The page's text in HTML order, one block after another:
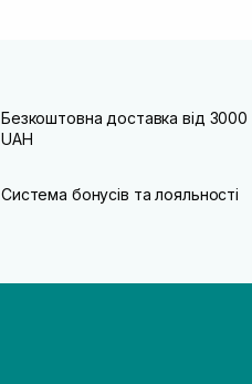
Безкоштовна доставка від 3000
UAH
Система бонусів та лояльності